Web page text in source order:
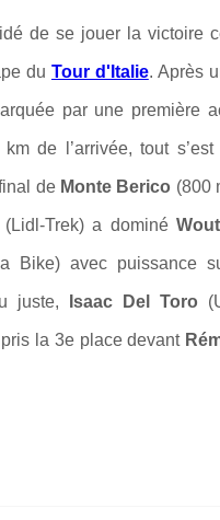
de se jouer la victoire
du Tour d'Italie. Après
par une première
de l’arrivée, tout s’est
de Monte Berico (800
(Lidl-Trek) a dominé
Bike) avec puissance
juste, Isaac Del Toro
la 3e place devant